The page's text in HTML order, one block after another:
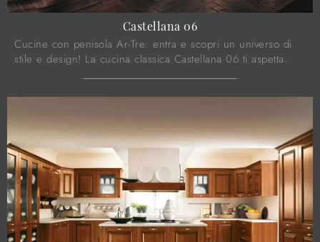
Castellana 06
Cucine con penisola Ar-Tre: entra e scopri un universo di
stile e design! La cucina classica Castellana 06 ti aspetta.